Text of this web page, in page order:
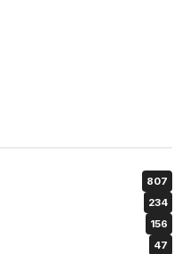
807
234
156
47